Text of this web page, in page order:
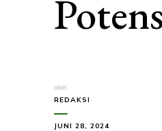
oleh
REDAKSI
JUNI 28, 2024